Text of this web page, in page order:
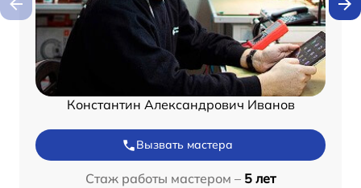
Константин Александрович Иванов
Вызвать мастера
Стаж работы мастером – 5 лет